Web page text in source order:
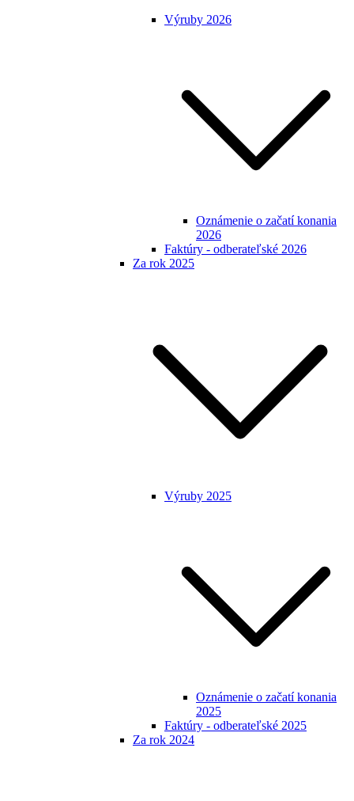
Výruby 2026
Oznámenie o začatí konania
2026
Faktúry - odberateľské 2026
Za rok 2025
Výruby 2025
Oznámenie o začatí konania
2025
Faktúry - odberateľské 2025
Za rok 2024